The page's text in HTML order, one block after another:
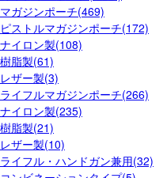
マガジンポーチ(469)
ピストルマガジンポーチ(172)
ナイロン製(108)
樹脂製(61)
レザー製(3)
ライフルマガジンポーチ(266)
ナイロン製(235)
樹脂製(21)
レザー製(10)
ライフル・ハンドガン兼用(32)